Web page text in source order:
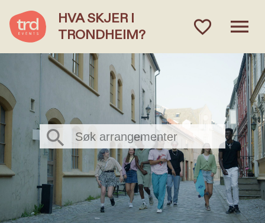
HVA SKJER I
TRONDHEIM?
favorite_outlinedmenu
Hva skjer i Trondheim?
Søk arrangementer